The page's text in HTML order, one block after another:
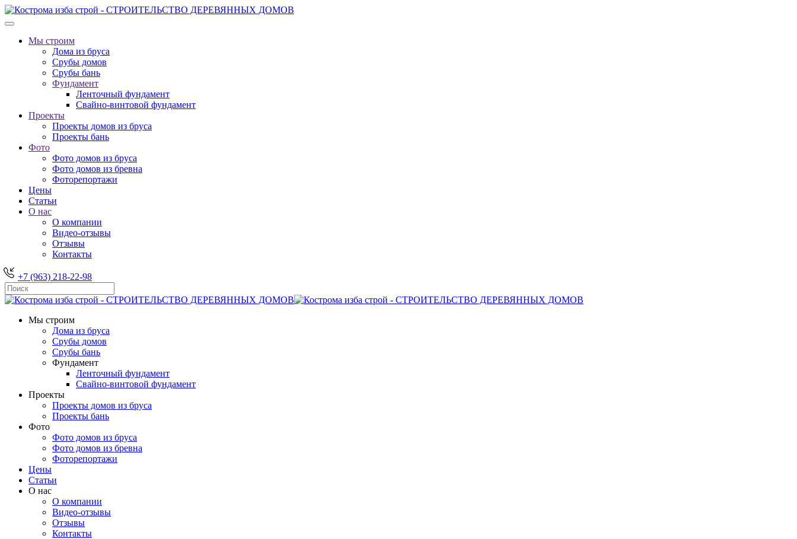
Мы строим
Дома из бруса
Срубы домов
Срубы бань
Фундамент
Ленточный фундамент
Свайно-винтовой фундамент
Проекты
Проекты домов из бруса
Проекты бань
Фото
Фото домов из бруса
Фото домов из бревна
Фоторепортажи
Цены
Статьи
О нас
О компании
Видео-отзывы
Отзывы
Контакты
+7 (963) 218-22-98
Мы строим
Дома из бруса
Срубы домов
Срубы бань
Фундамент
Ленточный фундамент
Свайно-винтовой фундамент
Проекты
Проекты домов из бруса
Проекты бань
Фото
Фото домов из бруса
Фото домов из бревна
Фоторепортажи
Цены
Статьи
О нас
О компании
Видео-отзывы
Отзывы
Контакты